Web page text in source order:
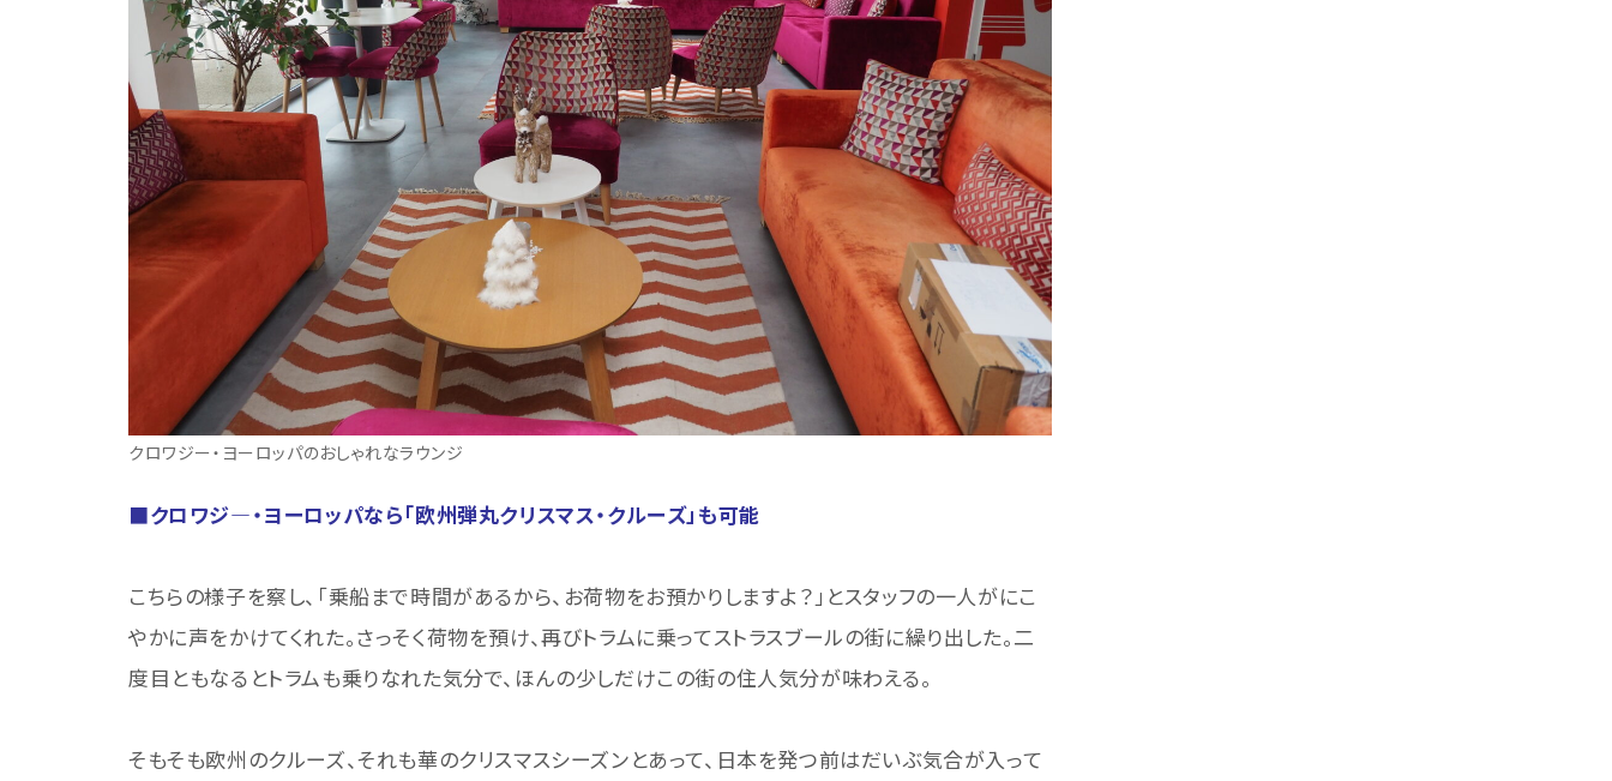
クロワジー・ヨーロッパのおしゃれなラウンジ
■クロワジ―・ヨーロッパなら「欧州弾丸クリスマス・クルーズ」も可能
こちらの様子を察し、「乗船まで時間があるから、お荷物をお預かりしますよ？」とスタッフの一人がにこ
やかに声をかけてくれた。さっそく荷物を預け、再びトラムに乗ってストラスブールの街に繰り出した。二
度目ともなるとトラムも乗りなれた気分で、ほんの少しだけこの街の住人気分が味わえる。
そもそも欧州のクルーズ、それも華のクリスマスシーズンとあって、日本を発つ前はだいぶ気合が入って